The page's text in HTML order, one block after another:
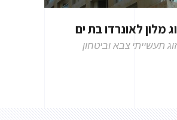
מלון לאונרדו בת ים
תעשייתי צבא וביטחון